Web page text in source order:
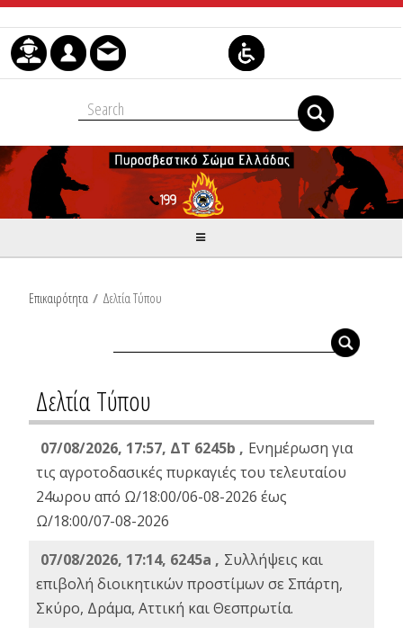
Skip to Content
Επικαιρότητα / Δελτία Τύπου
Δελτία Τύπου
07/08/2026, 17:57, ΔΤ 6245b , Ενημέρωση για
τις αγροτοδασικές πυρκαγιές του τελευταίου
24ωρου από Ω/18:00/06-08-2026 έως
Ω/18:00/07-08-2026
07/08/2026, 17:14, 6245a , Συλλήψεις και
επιβολή διοικητικών προστίμων σε Σπάρτη,
Σκύρο, Δράμα, Αττική και Θεσπρωτία.